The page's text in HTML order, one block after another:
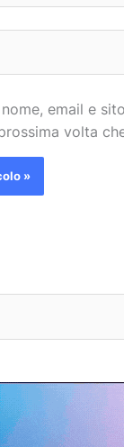
email e
volta